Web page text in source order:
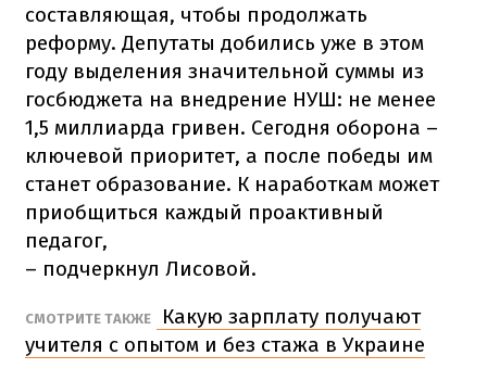
составляющая, чтобы продолжать
реформу. Депутаты добились уже в этом
году выделения значительной суммы из
госбюджета на внедрение НУШ: не менее
1,5 миллиарда гривен. Сегодня оборона –
ключевой приоритет, а после победы им
станет образование. К наработкам может
приобщиться каждый проактивный
педагог,
– подчеркнул Лисовой.
СМОТРИТЕ ТАКЖЕ
Какую зарплату получают
учителя с опытом и без стажа в Украине